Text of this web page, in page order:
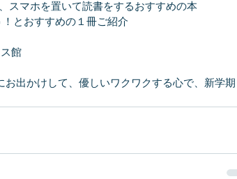
スマホを置いて読書をするおすすめの本
とおすすめの１冊ご紹介
館